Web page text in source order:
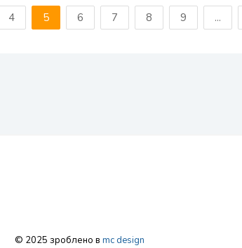
4 5 6 7 8 9 ...
© 2025 зроблено в mc design